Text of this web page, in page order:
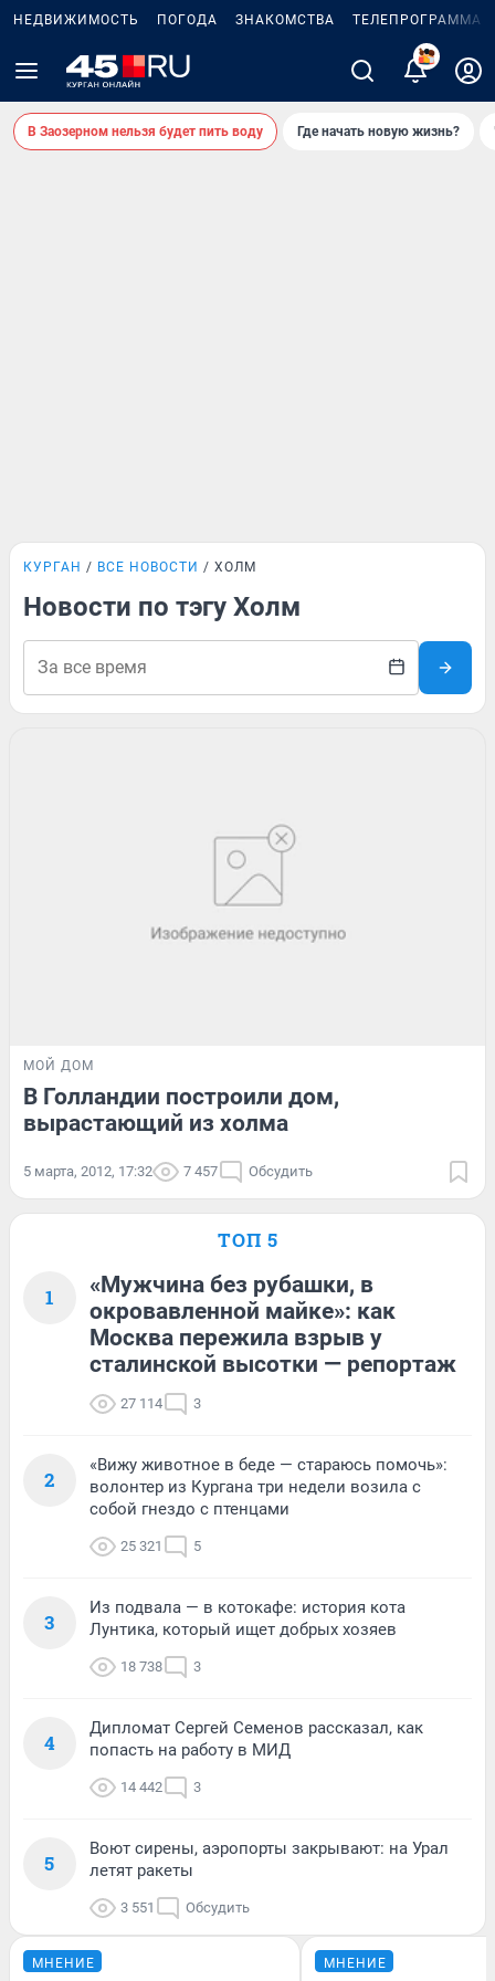
НЕДВИЖИМОСТЬ ПОГОДА ЗНАКОМСТВА ТЕЛЕПРОГРАММА
В Заозерном нельзя будет пить воду Где начать новую жизнь?
КУРГАН ВСЕ НОВОСТИ ХОЛМ
Новости по тэгу Холм
МОЙ ДОМ
В Голландии построили дом,
вырастающий из холма
5 марта, 2012, 17:32 7 457 Обсудить
ТОП 5
1
«Мужчина без рубашки, в
окровавленной майке»: как
Москва пережила взрыв у
сталинской высотки — репортаж
27 114 3
2
«Вижу животное в беде — стараюсь помочь»:
волонтер из Кургана три недели возила с
собой гнездо с птенцами
25 321 5
3
Из подвала — в котокафе: история кота
Лунтика, который ищет добрых хозяев
18 738 3
4
Дипломат Сергей Семенов рассказал, как
попасть на работу в МИД
14 442 3
5
Воют сирены, аэропорты закрывают: на Урал
летят ракеты
3 551 Обсудить
МНЕНИЕ МНЕНИЕ